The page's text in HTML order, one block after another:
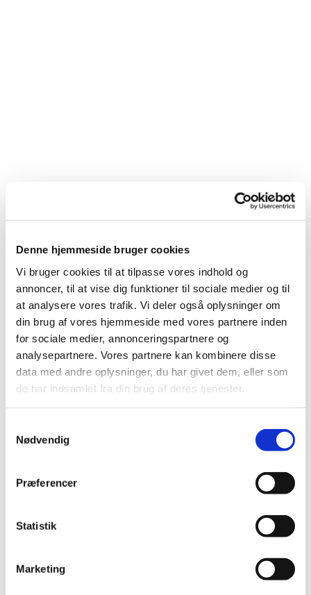
Denne hjemmeside bruger cookies
Vi bruger cookies til at tilpasse vores indhold og
annoncer, til at vise dig funktioner til sociale medier og til
at analysere vores trafik. Vi deler også oplysninger om
din brug af vores hjemmeside med vores partnere inden
for sociale medier, annonceringspartnere og
analysepartnere. Vores partnere kan kombinere disse
data med andre oplysninger, du har givet dem, eller som
de har indsamlet fra din brug af deres tjenester.
Nødvendig
Præferencer
Statistik
Marketing
Du vil måske også kunne
lide...